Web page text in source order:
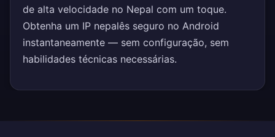
de alta velocidade no Nepal com um toque.
Obtenha um IP nepalês seguro no Android
instantaneamente — sem configuração, sem
habilidades técnicas necessárias.